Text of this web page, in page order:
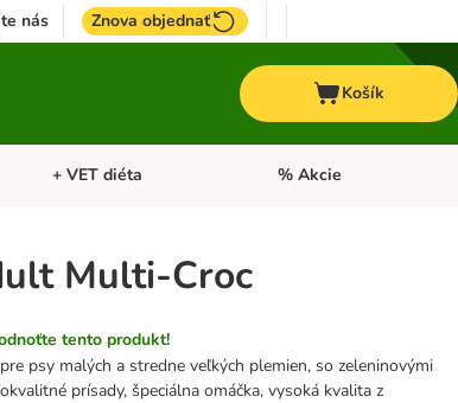
nás Znova objednať
Košík
Otvoriť menu: TOP značky
+ VET diéta Otvoriť menu: + VET diéta
% Akcie
Multi-Croc
tento produkt!
psy malých a stredne veľkých plemien, so zeleninovými
prísady, špeciálna omáčka, vysoká kvalita z